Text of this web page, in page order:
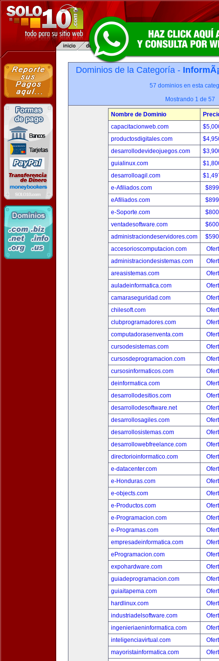
Dominios de la Categoría -
57 dominios en esta
Mostrando 1 de 57
Nombre de Dominio
capacitacionweb.com
productosdigitales.com
desarrollodevideojuegos.com
guialinux.com
desarrolloagil.com
e-Afiliados.com
eAfiliados.com
e-Soporte.com
ventadesoftware.com
administraciondeservidores.com
accesorioscomputacion.com
administraciondesistemas.com
areasistemas.com
auladeinformatica.com
camaraseguridad.com
chilesoft.com
clubprogramadores.com
computadorasenventa.com
cursodesistemas.com
cursosdeprogramacion.com
cursosinformaticos.com
deinformatica.com
desarrollodesitios.com
desarrollodesoftware.net
desarrollosagiles.com
desarrollosistemas.com
desarrollowebfreelance.com
directorioinformatico.com
e-datacenter.com
e-Honduras.com
e-objects.com
e-Productos.com
e-Programacion.com
e-Programas.com
empresadeinformatica.com
eProgramacion.com
expohardware.com
guiadeprogramacion.com
guiaitapema.com
hardlinux.com
industriadelsoftware.com
ingenieriaeninformatica.com
inteligenciavirtual.com
mayoristainformatica.com